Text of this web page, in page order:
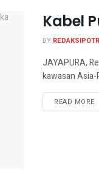
Kabel
BY
JAYAPURA,
kawasan Asia-
READ MORE